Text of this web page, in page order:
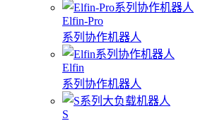
Elfin-Pro
系列协作机器人
Elfin
系列协作机器人
S